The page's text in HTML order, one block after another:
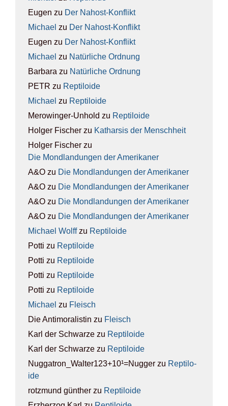
Eugen zu Der Nah­ost-Kon­flikt
Michael zu Der Nah­ost-Kon­flikt
Eugen zu Der Nah­ost-Kon­flikt
Michael zu Natür­li­che Ord­nung
Barbara zu Natür­li­che Ord­nung
PETR zu Rep­ti­lo­ide
Michael zu Rep­ti­lo­ide
Merowinger-Unhold zu Rep­ti­lo­ide
Holger Fischer zu Kathar­sis der Mensch­heit
Holger Fischer zu
Die Mond­lan­dun­gen der Ame­ri­ka­ner
A&O zu Die Mond­lan­dun­gen der Ame­ri­ka­ner
A&O zu Die Mond­lan­dun­gen der Ame­ri­ka­ner
A&O zu Die Mond­lan­dun­gen der Ame­ri­ka­ner
A&O zu Die Mond­lan­dun­gen der Ame­ri­ka­ner
Michael Wolffzu Rep­ti­lo­ide
Potti zu Rep­ti­lo­ide
Potti zu Rep­ti­lo­ide
Potti zu Rep­ti­lo­ide
Potti zu Rep­ti­lo­ide
Michael zu Fleisch
Die Antimoralistin zu Fleisch
Karl der Schwarze zu Rep­ti­lo­ide
Karl der Schwarze zu Rep­ti­lo­ide
Nuggatron_Walter123+10¹=Nugger zu Rep­ti­lo­
ide
rotzmund günther zu Rep­ti­lo­ide